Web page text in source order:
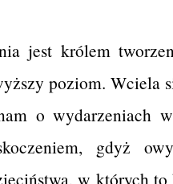
jest królem
poziom. Wciela
o wydarzeniach
gdyż
w których